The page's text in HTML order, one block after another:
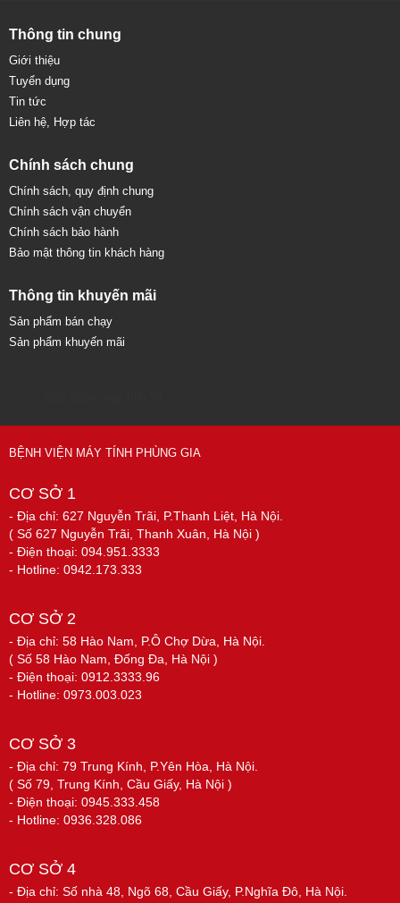
Thông tin chung
Giới thiệu
Tuyển dụng
Tin tức
Liên hệ, Hợp tác
Chính sách chung
Chính sách, quy định chung
Chính sách vận chuyển
Chính sách bảo hành
Bảo mật thông tin khách hàng
Thông tin khuyến mãi
Sản phẩm bán chạy
Sản phẩm khuyến mãi
BỆNH VIỆN MÁY TÍNH PHÙNG GIA
CƠ SỞ 1
- Địa chỉ: 627 Nguyễn Trãi, P.Thanh Liệt, Hà Nội.
( Số 627 Nguyễn Trãi, Thanh Xuân, Hà Nội )
- Điện thoại: 094.951.3333
- Hotline: 0942.173.333
CƠ SỞ 2
- Địa chỉ: 58 Hào Nam, P.Ô Chợ Dừa, Hà Nội.
( Số 58 Hào Nam, Đống Đa, Hà Nội )
- Điện thoại: 0912.3333.96
- Hotline: 0973.003.023
CƠ SỞ 3
- Địa chỉ: 79 Trung Kính, P.Yên Hòa, Hà Nội.
( Số 79, Trung Kính, Cầu Giấy, Hà Nội )
- Điện thoại: 0945.333.458
- Hotline: 0936.328.086
CƠ SỞ 4
- Địa chỉ: Số nhà 48, Ngõ 68, Cầu Giấy, P.Nghĩa Đô, Hà Nội.